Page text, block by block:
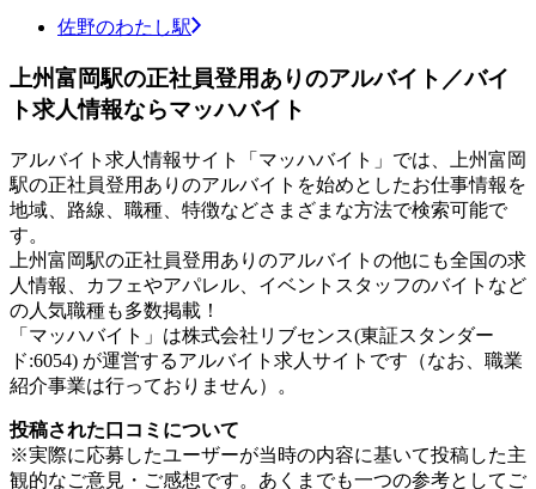
佐野のわたし駅
上州富岡駅の正社員登用ありのアルバイト／バイ
ト求人情報ならマッハバイト
アルバイト求人情報サイト「マッハバイト」では、上州富岡
駅の正社員登用ありのアルバイトを始めとしたお仕事情報を
地域、路線、職種、特徴などさまざまな方法で検索可能で
す。
上州富岡駅の正社員登用ありのアルバイトの他にも全国の求
人情報、カフェやアパレル、イベントスタッフのバイトなど
の人気職種も多数掲載！
「マッハバイト」は株式会社リブセンス(東証スタンダー
ド:6054) が運営するアルバイト求人サイトです（なお、職業
紹介事業は行っておりません）。
投稿された口コミについて
※実際に応募したユーザーが当時の内容に基いて投稿した主
観的なご意見・ご感想です。あくまでも一つの参考としてご